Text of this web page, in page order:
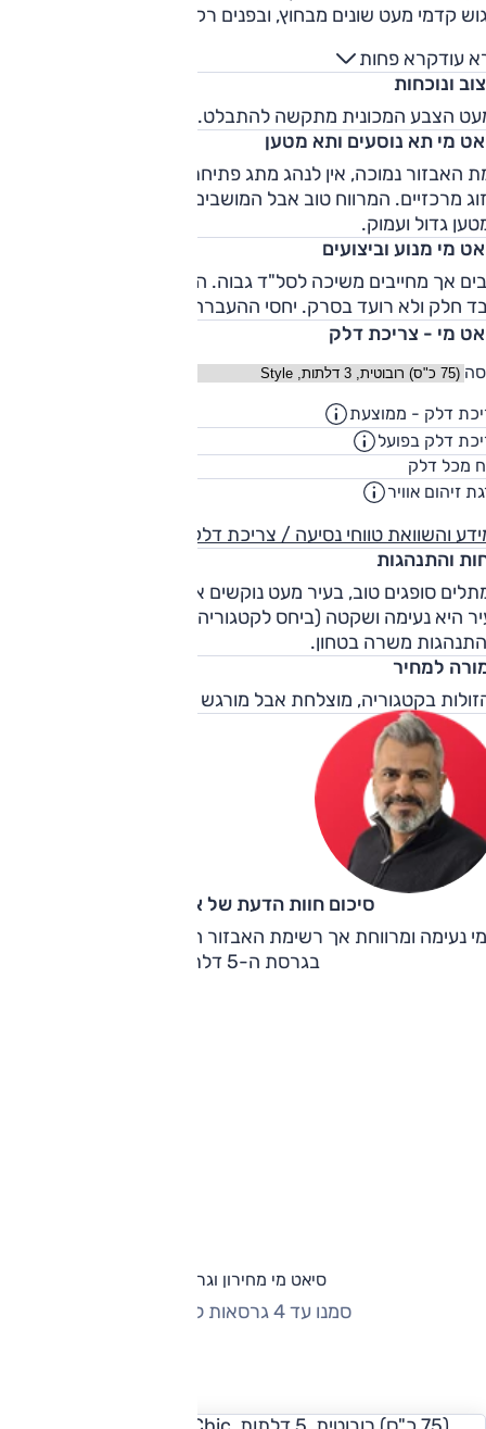
קדמי מעט שונים מבחוץ, ובפנים רק הסמל על ההגה מבדיל
קונפיגורציות. האחת בעלת שלוש דלתות והשניה בעלת חמש
דלתות (בתוספת תשלום). בנוסף היא מצוידת במערכת "סטופ-מי"
לבלום עצמאית מתחת ל-30 קמ"ש במקרה של מצב חירום.
עודקרא פחות
ונוכחות
הצבע המכונית מתקשה להתבלט.
מי תא נוסעים ותא מטען
האבזור נמוכה, אין לנהג מתג פתיחת חלון של הנוסע ואין פתחי
מרכזיים. המרווח טוב אבל המושבים הקדמיים לא נוחים. תא
גדול ועמוק.
מי מנוע וביצועים
אך מחייבים משיכה לסל"ד גבוה. המנוע (שלושה צילינדרים)
חלק ולא רועד בסרק. יחסי ההעברה ארוכים מידי.
מי - צריכת דלק
דלק - ממוצעת
דלק בפועל
מכל דלק
זיהום אוויר
והשוואת טווחי נסיעה / צריכת דלק
והתנהגות
סופגים טוב, בעיר מעט נוקשים אבל לא בצורה מעיקה.
היא נעימה ושקטה (ביחס לקטגוריה). האחיזה גבוהה
משרה בטחון.
למחיר
בקטגוריה, מוצלחת אבל מורגש החוסר באבזור.
סיכום חוות הדעת של אוהד אלגוב
נעימה ומרווחת אך רשימת האבזור חסרה. לטעמנו מומלץ
בגרסת ה-5 דלתות.
סיאט מי מחירון וגרסאות
סמנו עד 4 גרסאות להשוואה